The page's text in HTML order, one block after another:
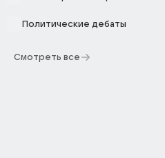
Политические дебаты
Смотреть все